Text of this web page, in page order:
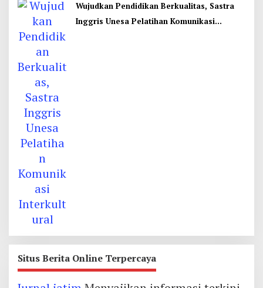
Wujudkan Pendidikan Berkualitas, Sastra
Inggris Unesa Pelatihan Komunikasi
Situs Berita Online Terpercaya